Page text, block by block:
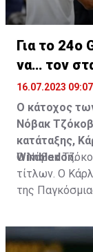
Για το 24ο
να… τον
16.07.2023 09:07
Ο κάτοχος
Νόβακ
κατάταξης,
Wimbledon.
Ο Νόβακ
τίτλων. Ο
της
Wimbledon,
αξίζει τη θέση